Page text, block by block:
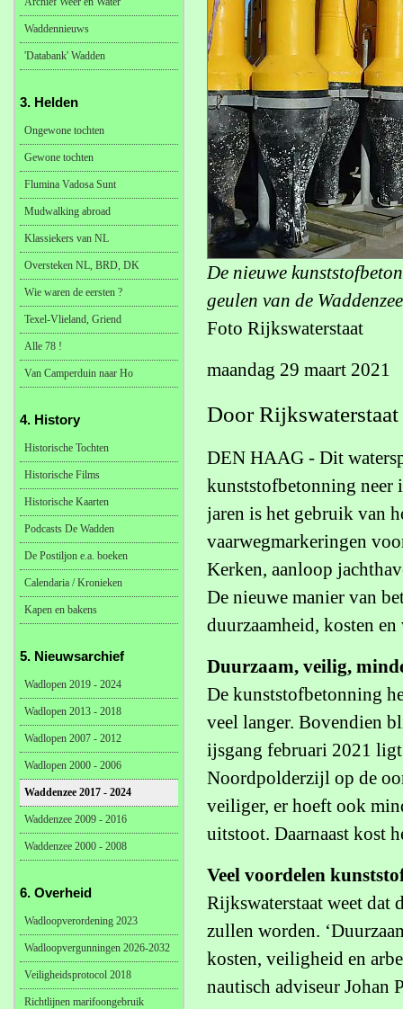
De nieuwe
geulen van de
Foto Rijkswaterstaat
maandag 29 maart 2021
Door Rijkswaterstaat
DEN HAAG - Dit
kunststofbetonning neer
jaren is het gebruik van
vaarwegmarkeringen
Kerken, aanloop
De nieuwe manier van
duurzaamheid, kosten
Duurzaam, veilig,
De kunststofbetonning
veel langer. Bovendien
ijsgang februari 2021
Noordpolderzijl op de
veiliger, er hoeft ook
uitstoot. Daarnaast kost
Veel voordelen
Rijkswaterstaat weet dat
zullen worden.
kosten, veiligheid en
nautisch adviseur Johan
Waddennieuws
'Databank' Wadden
3. Helden
Ongewone tochten
Gewone tochten
Flumina Vadosa Sunt
Mudwalking abroad
Klassiekers van NL
Oversteken NL, BRD, DK
Wie waren de eersten ?
Texel-Vlieland, Griend
Alle 78 !
Van Camperduin naar Ho
4. History
Historische Tochten
Historische Films
Historische Kaarten
Podcasts De Wadden
De Postiljon e.a. boeken
Calendaria / Kronieken
Kapen en bakens
5. Nieuwsarchief
Wadlopen 2019 - 2024
Wadlopen 2013 - 2018
Wadlopen 2007 - 2012
Wadlopen 2000 - 2006
Waddenzee 2017 - 2024
Waddenzee 2009 - 2016
Waddenzee 2000 - 2008
6. Overheid
Wadloopverordening 2023
Wadloopvergunningen 2026-2032
Veiligheidsprotocol 2018
Richtlijnen marifoongebruik